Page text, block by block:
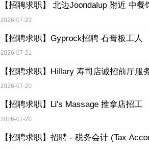
【招聘求职】 北边Joondalup 附近 中餐
2026-07-22
【招聘求职】Gyprock招聘 石膏板工人
2026-07-21
【招聘求职】 Hillary 寿司店诚招前厅服
2026-07-20
【招聘求职】 Li's Massage 推拿店招工
2026-07-20
【招聘求职】招聘 - 税务会计 (Tax